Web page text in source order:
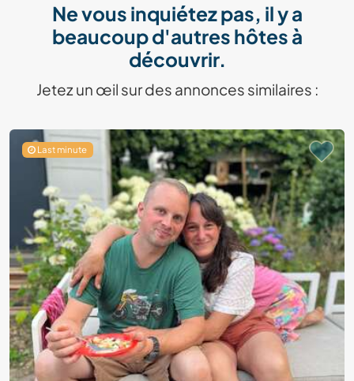
Ne vous inquiétez pas, il y a
beaucoup d'autres hôtes à
découvrir.
Jetez un œil sur des annonces similaires :
Last minute